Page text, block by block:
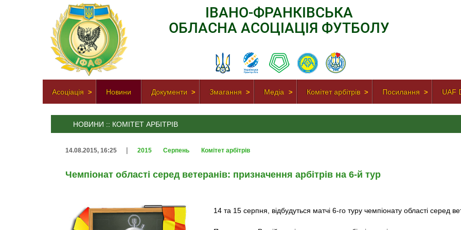
ІВАНО-ФРАНКІВСЬКА
ОБЛАСНА АСОЦІАЦІЯ ФУТБОЛУ
Асоціація Новини Документи Змагання Медіа Комітет арбітрів Посилання UAF
НОВИНИ :: КОМІТЕТ АРБІТРІВ
14.08.2015, 16:25 | 2015 Серпень Комітет арбітрів
Чемпіонат області серед ветеранів: призначення арбітрів на 6-й тур
14 та 15 серпня, відбудуться матчі 6-го туру чемпіонату області серед